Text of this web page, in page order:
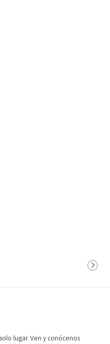
lugar. Ven y conócenos